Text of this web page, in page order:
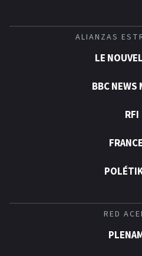
ALIANZAS
LE
BBC NEWS
RFI
RED